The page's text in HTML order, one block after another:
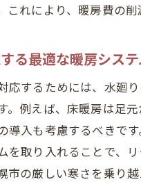
水廻
これにより、暖房費の
る最適な暖房シス
応するためには、水廻
。例えば、床暖房は足
導入も考慮するべきで
を取り入れることで、
市の厳しい寒さを乗り